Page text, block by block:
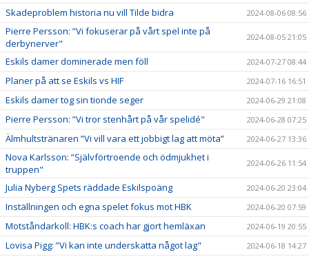
Skadeproblem historia nu vill Tilde bidra 2024-08-06 08:56
Pierre Persson: ”Vi fokuserar på vårt spel inte på
derbynerver"
2024-08-05 21:05
Eskils damer dominerade men föll 2024-07-27 08:44
Planer på att se Eskils vs HIF 2024-07-16 16:51
Eskils damer tog sin tionde seger 2024-06-29 21:08
Pierre Persson: ”Vi tror stenhårt på vår spelidé" 2024-06-28 07:25
Älmhultstränaren ”Vi vill vara ett jobbigt lag att möta” 2024-06-27 13:36
Nova Karlsson: ”Självförtroende och ödmjukhet i
truppen"
2024-06-26 11:54
Julia Nyberg Spets räddade Eskilspoäng 2024-06-20 23:04
Inställningen och egna spelet fokus mot HBK 2024-06-20 07:59
Motståndarkoll: HBK:s coach har gjort hemläxan 2024-06-19 20:55
Lovisa Pigg: ”Vi kan inte underskatta något lag" 2024-06-18 14:27